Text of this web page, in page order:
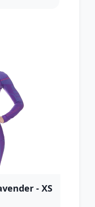
- XS